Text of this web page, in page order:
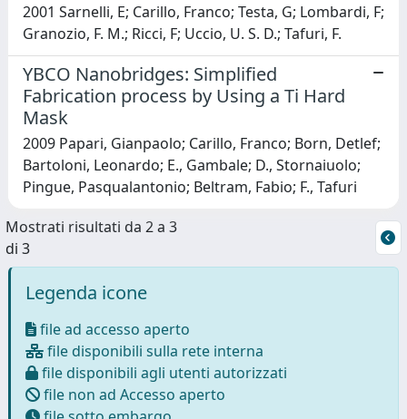
2001 Sarnelli, E; Carillo, Franco; Testa, G; Lombardi, F;
Granozio, F. M.; Ricci, F; Uccio, U. S. D.; Tafuri, F.
YBCO Nanobridges: Simplified
Fabrication process by Using a Ti Hard
Mask
2009 Papari, Gianpaolo; Carillo, Franco; Born, Detlef;
Bartoloni, Leonardo; E., Gambale; D., Stornaiuolo;
Pingue, Pasqualantonio; Beltram, Fabio; F., Tafuri
Mostrati risultati da 2 a 3
di 3
Legenda icone
file ad accesso aperto
file disponibili sulla rete interna
file disponibili agli utenti autorizzati
file non ad Accesso aperto